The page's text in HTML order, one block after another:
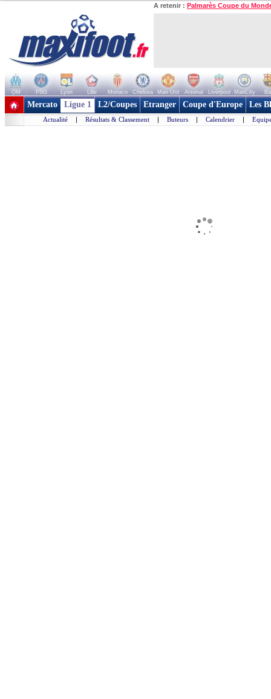
A retenir : Palmarès Coupe du
OM PSG Lyon Lille Monaco Chelsea Man Utd Arsenal Liverpool ManCity
+ de clubs
Mercato Ligue 1 L2/Coupes Etranger Coupe d'Europe Les
Actualité | Résultats & Classement | Buteurs | Calendrier |